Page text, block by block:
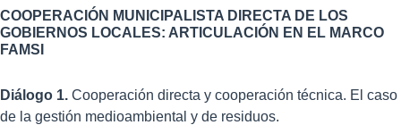
COOPERACIÓN MUNICIPALISTA DIRECTA DE LOS
GOBIERNOS LOCALES: ARTICULACIÓN EN EL MARCO
FAMSI
Diálogo 1. Cooperación directa y cooperación técnica. El caso
de la gestión medioambiental y de residuos.